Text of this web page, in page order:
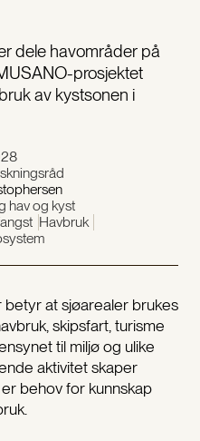
dele havområder på
prosjektet
av kystsonen i
betyr at sjøarealer brukes
skipsfart, turisme
til miljø og ulike
aktivitet skaper
behov for kunnskap
hav og kyst
Havbruk